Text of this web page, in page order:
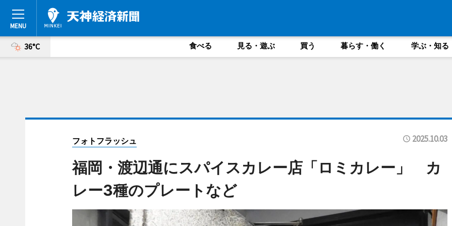
36°C 食べる 見る・遊ぶ 買う 暮らす・働く 学ぶ・知る
フォトフラッシュ 2025.10.03
福岡・渡辺通にスパイスカレー店「ロミカレー」 カ
レー3種のプレートなど